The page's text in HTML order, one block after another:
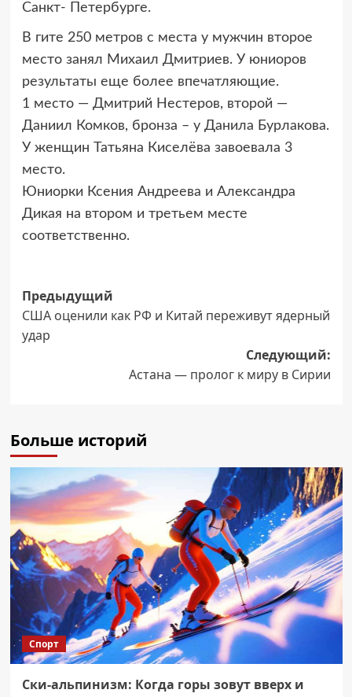
Санкт- Петербурге.
В гите 250 метров с места у мужчин второе
место занял Михаил Дмитриев. У юниоров
результаты еще более впечатляющие.
1 место — Дмитрий Нестеров, второй —
Даниил Комков, бронза – у Данила Бурлакова.
У женщин Татьяна Киселёва завоевала 3
место.
Юниорки Ксения Андреева и Александра
Дикая на втором и третьем месте
соответственно.
Навигация
записи
Предыдущий
США оценили как РФ и Китай переживут ядерный
удар
Следующий:
Астана — пролог к миру в Сирии
Больше историй
Спорт
Ски-альпинизм: Когда горы зовут вверх и